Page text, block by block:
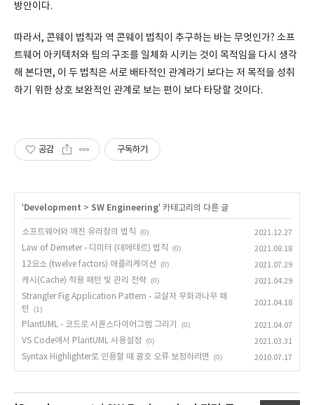
방안이다.
따라서, 콘웨이 법칙과 역 콘웨이 법칙이 추구하는 바는 무엇인가? 소프
트웨어 아키텍처와 팀의 구조를 일체화 시키는 것이 목적임을 다시 생각
해 본다면, 이 두 법칙은 서로 배타적인 관계라기 보다는 저 목적을 성취
하기 위한 상호 보완적인 관계로 보는 편이 보다 타당할 것이다.
공감 구독하기
' Development > SW Engineering' 카테고리의 다른 글
소프트웨어와 깨진 유리창의 법칙 (0)
2021.12.27
Law of Demeter - 디미터 (데메테르) 법칙
(0)
2021.08.18
12요소 (twelve factors) 애플리케이션
(0)
2021.07.29
캐시(Cache) 적용 패턴 및 관리 전략 (0)
2021.04.29
Strangler Fig Application Pattern - 교살자 무화과나무 패
턴
(1)
2021.04.18
PlantUML - 코드로 시퀀스다이어그램 그리기 (0)
2021.04.07
VS Code에서 PlantUML 사용설정
(0)
2021.03.31
Syntax Highlighter로 인용할 때 괄호 오류 보정하려면
(0) 2010.07.17